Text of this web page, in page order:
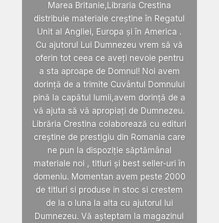
Marea Britanie,Libraria Crestina
distribuie materiale creștine în Regatul
Unit al Angliei, Europa și în America .
Cu ajutorul Lui Dumnezeu vrem să vă
oferin tot ceea ce aveți nevoie pentru
a sta aproape de Domnul! Noi avem
dorință de a trimite Cuvântul Domnului
pină la capătul lumii,avem dorință de a
vă ajuta să vă apropiați de Dumnezeu.
Librăria Crestina colaborează cu edituri
creștine de prestigiu din Romania care
ne pun la dispoziție săptămânal
materiale noi , titluri și best seller-uri în
domeniu. Momentan avem peste 2000
de titluri si produse in stoc si crestem
de la o luna la alta cu ajutorul lui
Dumnezeu. Vă așteptam la magazinul